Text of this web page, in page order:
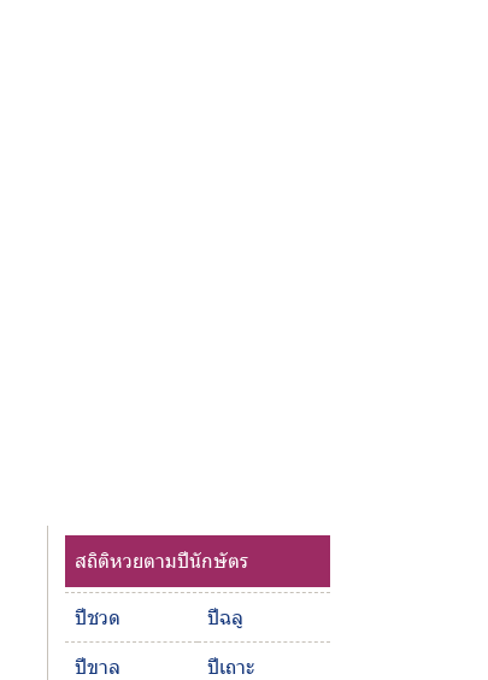
สถิติหวยตามปีนักษัตร
ปีชวด
ปีฉลู
ปีขาล
ปีเถาะ